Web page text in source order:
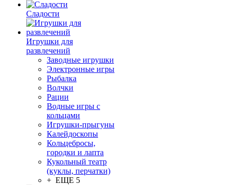
Сладости
Игрушки для
развлечений
Заводные игрушки
Электронные игры
Рыбалка
Волчки
Рации
Водные игры с
кольцами
Игрушки-прыгуны
Калейдоскопы
Кольцебросы,
городки и лапта
Кукольный театр
(куклы, перчатки)
+ ЕЩЕ 5